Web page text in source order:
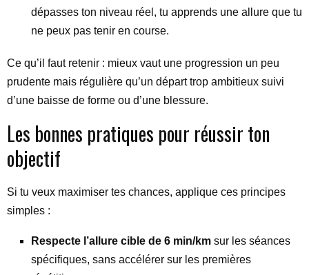
dépasses ton niveau réel, tu apprends une allure que tu
ne peux pas tenir en course.
Ce qu’il faut retenir : mieux vaut une progression un peu
prudente mais régulière qu’un départ trop ambitieux suivi
d’une baisse de forme ou d’une blessure.
Les bonnes pratiques pour réussir ton
objectif
Si tu veux maximiser tes chances, applique ces principes
simples :
Respecte l’allure cible de 6 min/km sur les séances
spécifiques, sans accélérer sur les premières